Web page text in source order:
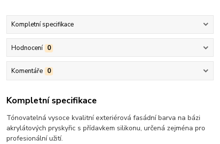
Kompletní specifikace
Hodnocení 0
Komentáře 0
Kompletní specifikace
Tónovatelná vysoce kvalitní exteriérová fasádní barva na bázi
akrylátových pryskyřic s přídavkem silikonu, určená zejména pro
profesionální užití.